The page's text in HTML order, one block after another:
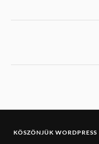
KÖSZÖNJÜK WORDPRESS